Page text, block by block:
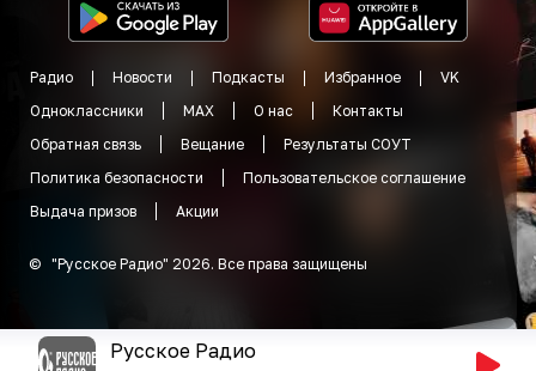
Радио Новости Подкасты Избранное
VK
Одноклассники
MAX О нас
Контакты
Обратная связь
Вещание
Результаты СОУТ
Политика безопасности
Пользовательское соглашение
Выдача призов
Акции
© "Русское Радио" 2026. Все права защищены
Русское Радио